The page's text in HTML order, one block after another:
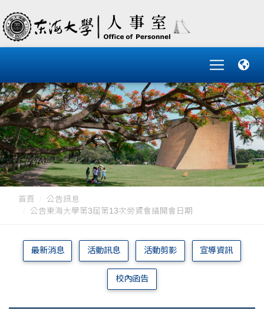
首頁
公告訊息
公告東海大學第3屆第13次勞資會議開會日期
最新消息 活動訊息 活動剪影 宣導資訊
校內函告